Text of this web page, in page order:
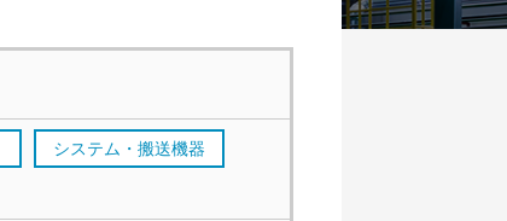
システム・搬送機器